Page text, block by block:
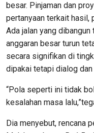
besar. Pinjaman dan
pertanyaan terkait hasil,
Ada jalan yang
anggaran besar turun
secara signifikan di
dipakai tetapi dialog
“Pola seperti ini tidak
kesalahan masa
Dia menyebut, rencana